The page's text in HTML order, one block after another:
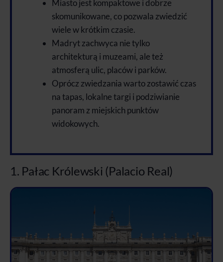
Miasto jest kompaktowe i dobrze
skomunikowane, co pozwala zwiedzić
wiele w krótkim czasie.
Madryt zachwyca nie tylko
architekturą i muzeami, ale też
atmosferą ulic, placów i parków.
Oprócz zwiedzania warto zostawić czas
na tapas, lokalne targi i podziwianie
panoram z miejskich punktów
widokowych.
1. Pałac Królewski (Palacio Real)